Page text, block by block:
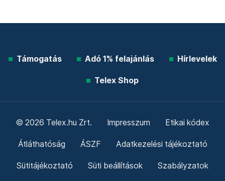
Támogatás Adó 1% felajánlás Hírlevelek
Telex Shop
© 2026 Telex.hu Zrt. Impresszum Etikai kódex
Átláthatóság ÁSZF Adatkezelési tájékoztató
Sütitájékoztató Süti beállítások Szabályzatok